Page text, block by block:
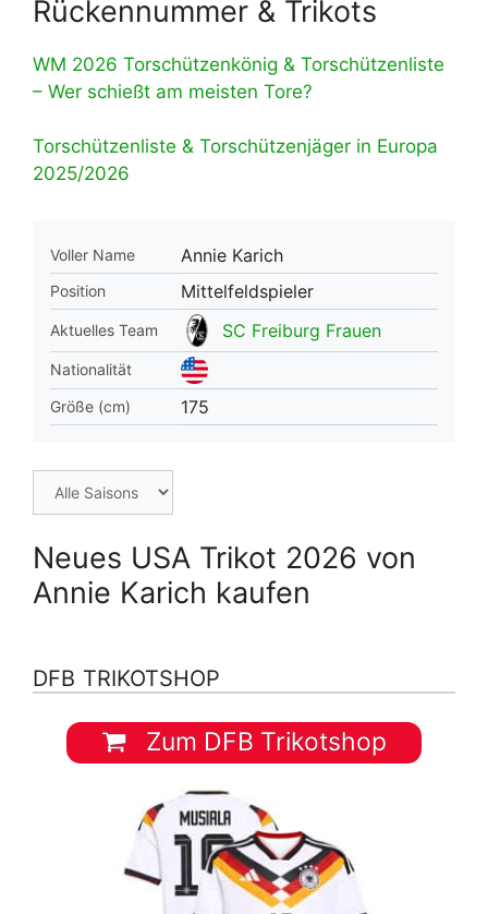
Rückennummer & Trikots
WM 2026 Torschützenkönig & Torschützenliste
– Wer schießt am meisten Tore?
Torschützenliste & Torschützenjäger in Europa
2025/2026
Voller Name Annie Karich
Position Mittelfeldspieler
Aktuelles Team SC Freiburg Frauen
Nationalität
Größe (cm)
175
Neues USA Trikot 2026 von
Annie Karich kaufen
DFB TRIKOTSHOP
Zum DFB Trikotshop